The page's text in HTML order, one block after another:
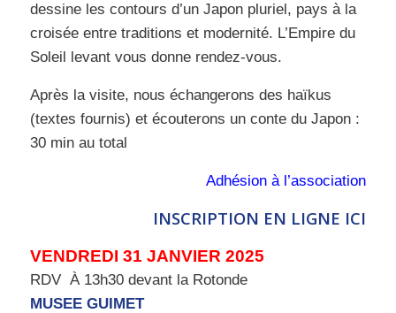
dessine les contours d’un Japon pluriel, pays à la
croisée entre traditions et modernité. L’Empire du
Soleil levant vous donne rendez-vous.
Après la visite, nous échangerons des haïkus
(textes fournis) et écouterons un conte du Japon :
30 min au total
Adhésion à l’association
INSCRIPTION EN LIGNE ICI
VENDREDI 31 JANVIER 2025
RDV À 13h30 devant la Rotonde
MUSEE GUIMET